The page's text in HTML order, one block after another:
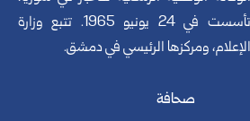
تأسست في 24 يونيو 1965. تتبع وزارة
الإعلام، ومركزها الرئيسي في دمشق.
صحافة